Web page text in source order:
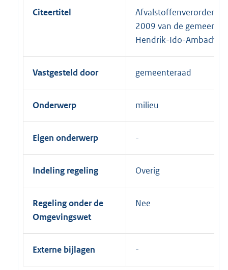
Citeertitel
Afvalstoffenverordening
2009 van de gemeente
Hendrik-Ido-Ambacht
Vastgesteld door gemeenteraad
Onderwerp milieu
Eigen onderwerp
Indeling regeling Overig
Regeling onder de
Omgevingswet
Nee
Externe bijlagen